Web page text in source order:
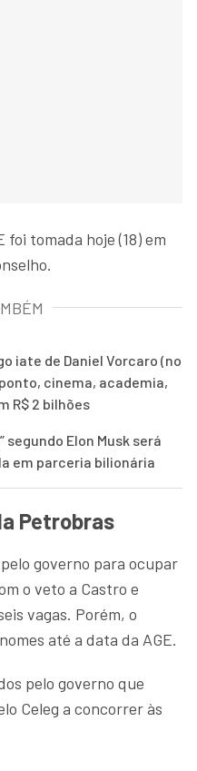
foi tomada hoje (18) em
iate de Daniel Vorcaro (no
cinema, academia,
R$ 2 bilhões
segundo Elon Musk será
em parceria bilionária
Petrobras
governo para ocupar
o veto a Castro e
vagas. Porém, o
até a data da AGE.
pelo governo que
Celeg a concorrer às